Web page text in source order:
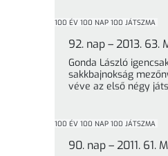
100 ÉV 100 NAP 100 JÁTSZMA
92. nap – 2013. 63.
Gonda László
sakkbajnokság
véve az első négy
100 ÉV 100 NAP 100 JÁTSZMA
90. nap – 2011. 61.